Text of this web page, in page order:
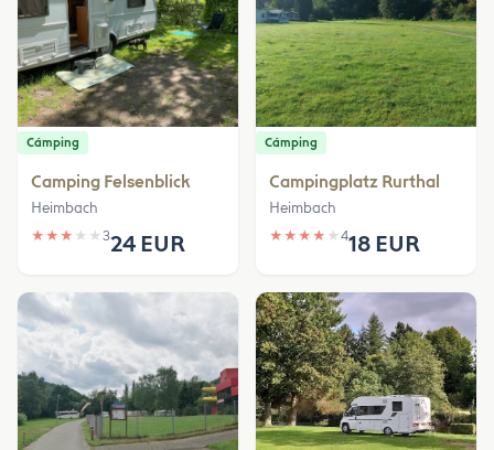
Cámping
Camping Felsenblick
Heimbach
★ ★ ★ ★ ★ 324 EUR
Cámping
Campingplatz Rurthal
Heimbach
★ ★ ★ ★ ★ 418 EUR